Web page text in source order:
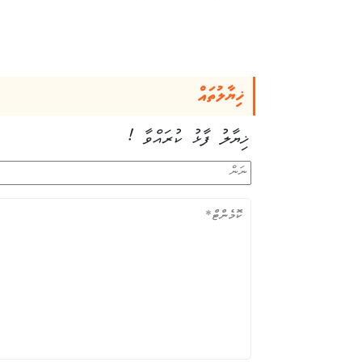
ޚިޔާލުތައް
ޚިޔާލު ފާޅު ކުރައްވާ !